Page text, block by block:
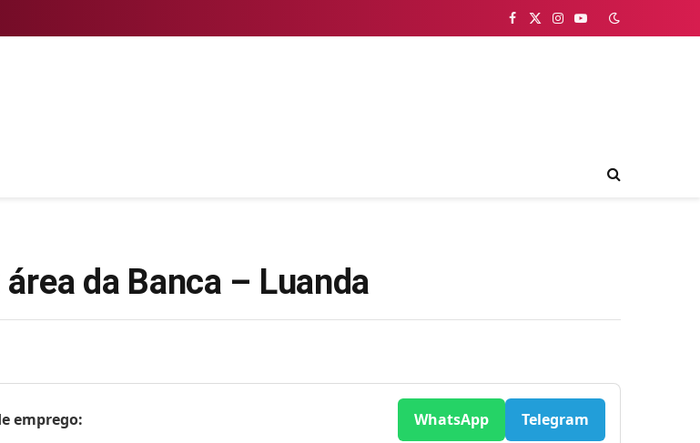
Facebook
X
Instagram
YouTube
da Banca – Luanda
emprego: WhatsApp Telegram